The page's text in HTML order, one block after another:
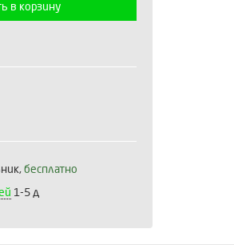
в корзину
бесплатно
1-5 д